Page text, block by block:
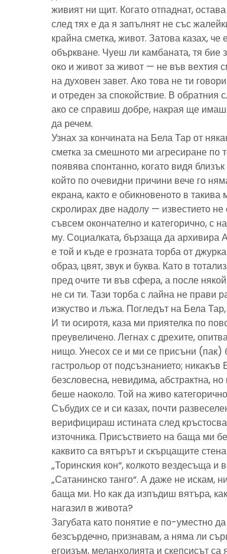
живият ни щит. Когато отпаднат,
след тях е да я запълнят не със
крайна сметка, живот. Затова казах, че
объркване. Чуеш ли камбаната, тя бие
око и живот за живот — не във вехтия
на духовен завет. Ако това не ти
и отреден за спокойствие. В обратния
ако се справиш добре, накрая ще имаш
да речем.
Узнах за кончината на Бела Тар от
сметка за смешното ми агресиране по
появява спонтанно, когато видя
който по очевидни причини вече го
екрана, както е обикновеното в
скролирах две надолу — известието
съвсем окончателно и категорично, с
му. Социалката, бързаща да
е той и къде е грозната торба от
образ, цвят, звук и буква. Като в
пред очите ти във сфера, а после
не си ти. Тази торба с лайна не прави
изкуство и лъжа. Погледът на Бела
И ти осиротя, каза ми приятелка по
преувеличено. Легнах с дрехите,
нищо. Унесох се и ми се присъни
гастрольор от подсъзнанието;
безсловесна, невидима, абстрактна,
беше наоколо. Той на живо
Събудих се и си казах, почти
верифицираш истината след
източника. Присъствието на баща ми
каквито са вятърът и скърцащите
„Торинския кон“, колкото вездесъща
„Сатанинско танго“. А даже не искам,
баща ми. Но как да изпъдиш вятъра,
нагазил в живота?
Загубата като понятие е по-уместно
безсърдечно, признавам, а няма ли
егоизъм, меланхолията и скепсисът